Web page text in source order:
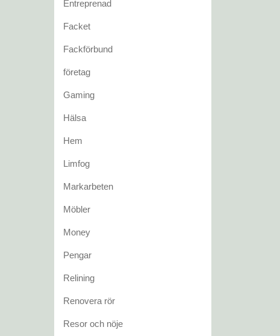
Entreprenad
Facket
Fackförbund
företag
Gaming
Hälsa
Hem
Limfog
Markarbeten
Möbler
Money
Pengar
Relining
Renovera rör
Resor och nöje